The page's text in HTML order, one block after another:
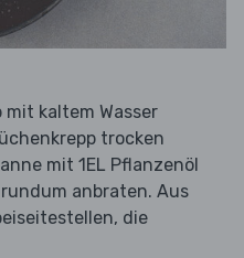
mit kaltem Wasser
trocken
mit 1EL Pflanzenöl
anbraten. Aus
die